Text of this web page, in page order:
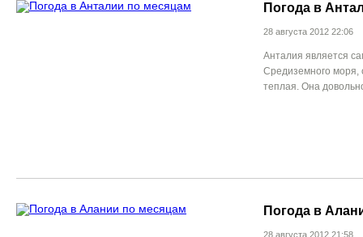
Погода в
28 августа 2012 22:06
Анталия является
Средиземного моря,
теплая. Она
Погода в
28 августа 2012 21:58